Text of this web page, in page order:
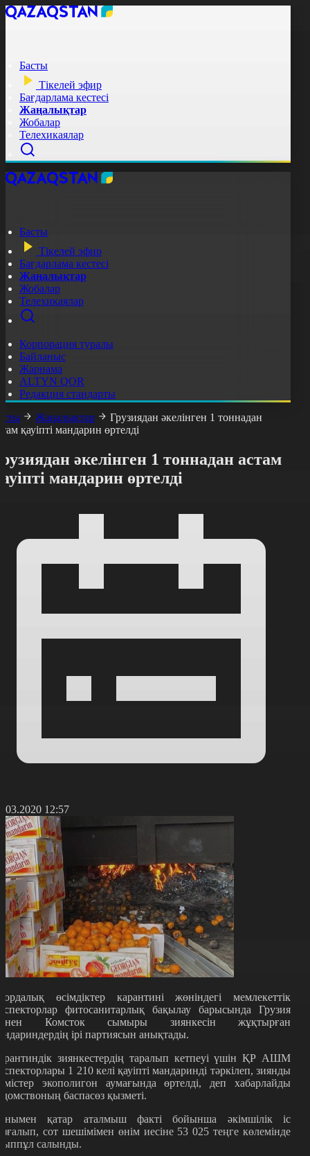
Басты
Тікелей эфир
Бағдарлама кестесі
Жаңалықтар
Жобалар
Телехикаялар
Басты
Тікелей эфир
Бағдарлама кестесі
Жаңалықтар
Жобалар
Телехикаялар
Корпорация туралы
Байланыс
Жарнама
ALTYN QOR
Редакция стандарты
Жаңалықтар
Грузиядан әкелінген 1 тоннадан
қауіпті мандарин өртелді
әкелінген 1 тоннадан астам
мандарин өртелді
12:57
өсімдіктер карантині жөніндегі мемлекеттік
фитосанитарлық бақылау барысында Грузия
Комсток сымыры зиянкесін жұқтырған
ірі партиясын анықтады.
зиянкестердің таралып кетпеуі үшін ҚР АШМ
1 210 келі қауіпті мандаринді тәркілеп, зиянды
экополигон аумағында өртелді, деп хабарлайды
баспасөз қызметі.
қатар аталмыш факті бойынша әкімшілік іс
сот шешімімен өнім иесіне 53 025 теңге көлемінде
салынды.